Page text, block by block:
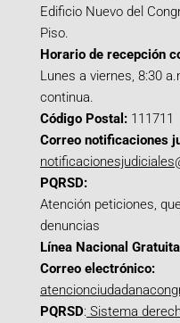
Edificio Nuevo del
Piso.
Horario de recepción
Lunes a viernes, 8:30
continua.
Código Postal: 111711
Correo notificaciones
PQRSD:
Atención peticiones,
denuncias
Línea Nacional
Correo electrónico:
PQRSD: Sistema